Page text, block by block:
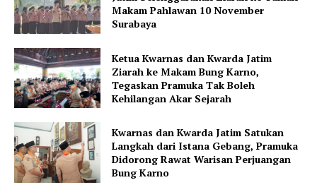
Makam Pahlawan 10 November
Surabaya
Ketua Kwarnas dan Kwarda Jatim
Ziarah ke Makam Bung Karno,
Tegaskan Pramuka Tak Boleh
Kehilangan Akar Sejarah
Kwarnas dan Kwarda Jatim Satukan
Langkah dari Istana Gebang, Pramuka
Didorong Rawat Warisan Perjuangan
Bung Karno